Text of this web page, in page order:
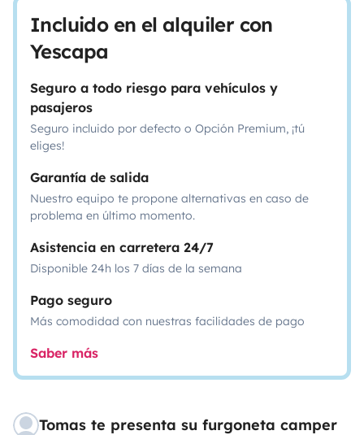
Incluido en el alquiler con
Yescapa
Seguro a todo riesgo para vehículos y
pasajeros
Seguro incluido por defecto o Opción Premium, ¡tú
eliges!
Garantía de salida
Nuestro equipo te propone alternativas en caso de
problema en último momento.
Asistencia en carretera 24/7
Disponible 24h los 7 días de la semana
Pago seguro
Más comodidad con nuestras facilidades de pago
Saber más
Tomas te presenta su furgoneta camper